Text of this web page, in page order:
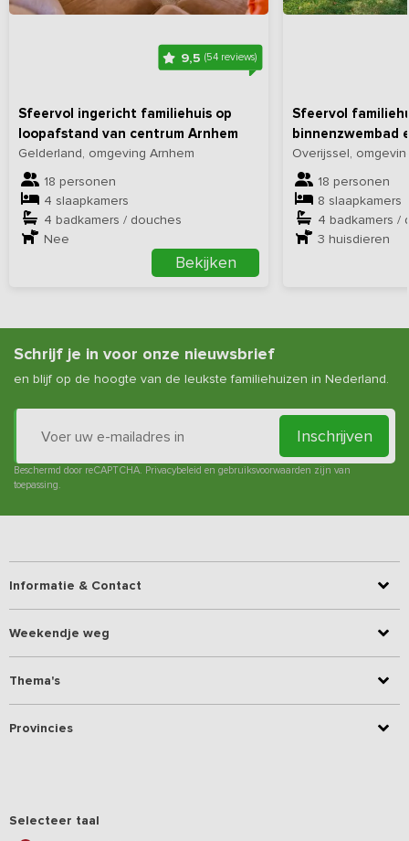
9,5(54 reviews)
Sfeervol ingericht familiehuis op
loopafstand van centrum Arnhem
Gelderland, omgeving Arnhem
18 personen
4 slaapkamers
4 badkamers / douches
Nee
Bekijken
Sfeervol
binnenzwembad
Overijssel,
18 personen
8 slaapkamers
4 badkamers /
3 huisdieren
Schrijf je in voor onze nieuwsbrief
en blijf op de hoogte van de leukste familiehuizen in Nederland.
Inschrijven
Beschermd door reCAPTCHA. Privacybeleid en gebruiksvoorwaarden zijn van
toepassing.
Informatie & Contact
Weekendje weg
Thema's
Provincies
Selecteer taal